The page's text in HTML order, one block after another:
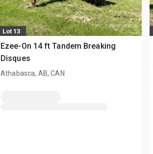
Lot 13
Ezee-On 14 ft Tandem Breaking
Disques
Athabasca, AB, CAN